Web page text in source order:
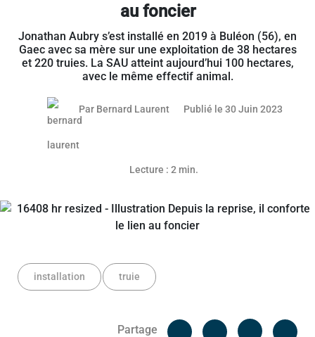
au foncier
Jonathan Aubry s’est installé en 2019 à Buléon (56), en
Gaec avec sa mère sur une exploitation de 38 hectares
et 220 truies. La SAU atteint aujourd’hui 100 hectares,
avec le même effectif animal.
Article réservé aux abonnés
Par Bernard Laurent Publié le 30 Juin 202304
Lecture : 2 min.
installation truie
Partage
Facebook